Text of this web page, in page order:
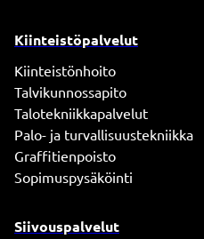
Kiinteistöpalvelut
Kiinteistönhoito
Talvikunnossapito
Talotekniikkapalvelut
Palo- ja turvallisuustekniikka
Graffitienpoisto
Sopimuspysäköinti
Siivouspalvelut